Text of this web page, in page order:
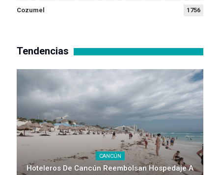
Cozumel 1756
Tendencias
CANCÚN
Hoteleros De Cancún Reembolsan Hospedaje A